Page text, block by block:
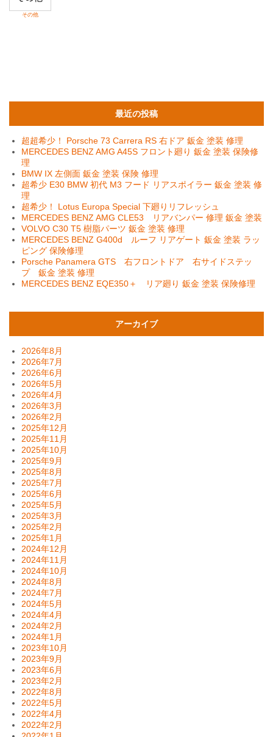
その他
最近の投稿
超超希少！ Porsche 73 Carrera RS 右ドア 鈑金 塗装 修理
MERCEDES BENZ AMG A45S フロント廻り 鈑金 塗装 保険修
理
BMW IX 左側面 鈑金 塗装 保険 修理
超希少 E30 BMW 初代 M3 フード リアスポイラー 鈑金 塗装 修
理
超希少！ Lotus Europa Special 下廻りリフレッシュ
MERCEDES BENZ AMG CLE53 リアバンパー 修理 鈑金 塗装
VOLVO C30 T5 樹脂パーツ 鈑金 塗装 修理
MERCEDES BENZ G400d ルーフ リアゲート 鈑金 塗装 ラッ
ピング 保険修理
Porsche Panamera GTS 右フロントドア 右サイドステッ
プ 鈑金 塗装 修理
MERCEDES BENZ EQE350＋ リア廻り 鈑金 塗装 保険修理
アーカイブ
2026年8月
2026年7月
2026年6月
2026年5月
2026年4月
2026年3月
2026年2月
2025年12月
2025年11月
2025年10月
2025年9月
2025年8月
2025年7月
2025年6月
2025年5月
2025年3月
2025年2月
2025年1月
2024年12月
2024年11月
2024年10月
2024年8月
2024年7月
2024年5月
2024年4月
2024年2月
2024年1月
2023年10月
2023年9月
2023年6月
2023年2月
2022年8月
2022年5月
2022年4月
2022年2月